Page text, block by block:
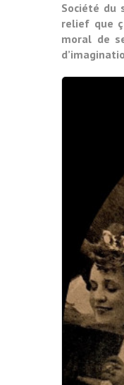
Société du
relief que
moral de